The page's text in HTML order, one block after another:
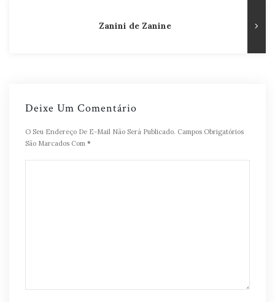
Zanini de Zanine
Deixe Um Comentário
O Seu Endereço De E-Mail Não Será Publicado. Campos Obrigatórios
São Marcados Com *